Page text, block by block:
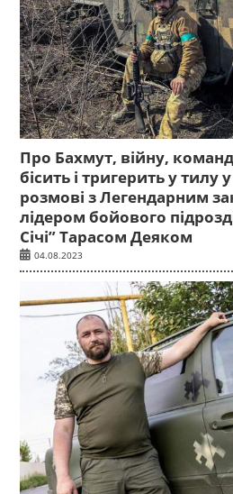
Про Бахмут, війну,
бісить і тригерить у тилу
розмові з Легендарним
лідером бойового
Січі” Тарасом Деяком
04.08.2023